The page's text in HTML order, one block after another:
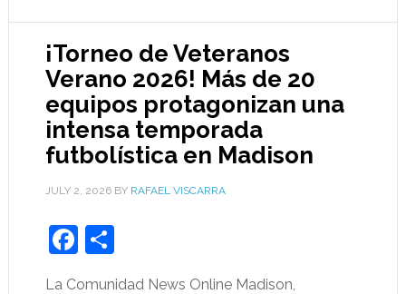
¡Torneo de Veteranos
Verano 2026! Más de 20
equipos protagonizan una
intensa temporada
futbolística en Madison
JULY 2, 2026BY RAFAEL VISCARRA
Facebook
Share
La Comunidad News Online Madison,